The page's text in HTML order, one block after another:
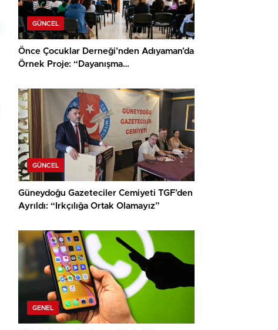
GÜNCEL
Önce Çocuklar Derneği’nden Adıyaman’da
Örnek Proje: “Dayanışma
GÜNCEL
Güneydoğu Gazeteciler Cemiyeti TGF’den
Ayrıldı: “Irkçılığa Ortak Olamayız”
GENEL